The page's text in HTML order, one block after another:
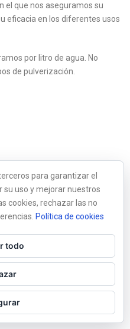
el que nos aseguramos su
eficacia en los diferentes usos
por litro de agua. No
de pulverización.
para garantizar el
uso y mejorar nuestros
cookies, rechazar las no
Política de cookies
todo